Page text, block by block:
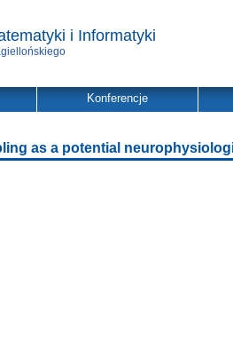
i Informatyki
Konferencje
as a potential